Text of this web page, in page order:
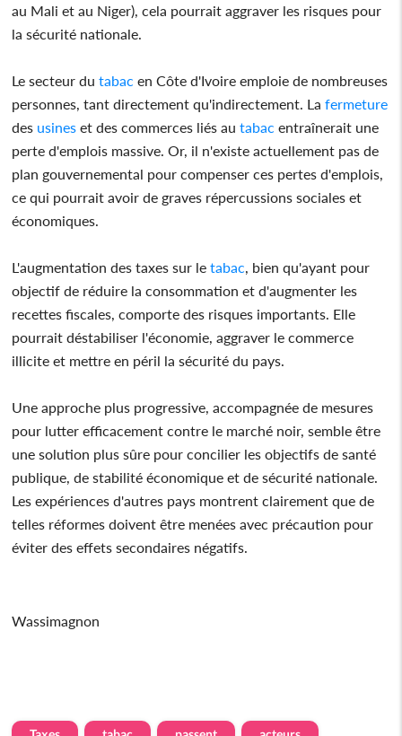
au Mali et au Niger), cela pourrait aggraver les risques pour
la sécurité nationale.
Le secteur du tabac en Côte d'Ivoire emploie de nombreuses
personnes, tant directement qu'indirectement. La fermeture
des usines et des commerces liés au tabac entraînerait une
perte d'emplois massive. Or, il n'existe actuellement pas de
plan gouvernemental pour compenser ces pertes d'emplois,
ce qui pourrait avoir de graves répercussions sociales et
économiques.
L'augmentation des taxes sur le tabac , bien qu'ayant pour
objectif de réduire la consommation et d'augmenter les
recettes fiscales, comporte des risques importants. Elle
pourrait déstabiliser l'économie, aggraver le commerce
illicite et mettre en péril la sécurité du pays.
Une approche plus progressive, accompagnée de mesures
pour lutter efficacement contre le marché noir, semble être
une solution plus sûre pour concilier les objectifs de santé
publique, de stabilité économique et de sécurité nationale.
Les expériences d'autres pays montrent clairement que de
telles réformes doivent être menées avec précaution pour
éviter des effets secondaires négatifs.
Wassimagnon